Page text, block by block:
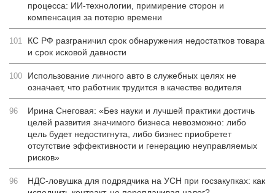
процесса: ИИ-технологии, примирение сторон и
компенсация за потерю времени
101
КС РФ разграничил срок обнаружения недостатков товара
и срок исковой давности
100
Использование личного авто в служебных целях не
означает, что работник трудится в качестве водителя
96
Ирина Снеговая: «Без науки и лучшей практики достичь
целей развития значимого бизнеса невозможно: либо
цель будет недостигнута, либо бизнес приобретет
отсутствие эффективности и генерацию неуправляемых
рисков»
96
НДС-ловушка для подрядчика на УСН при госзакупках: как